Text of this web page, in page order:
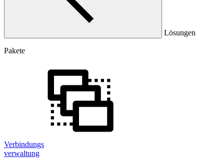
Lösungen
Pakete
Verbindungs
verwaltung